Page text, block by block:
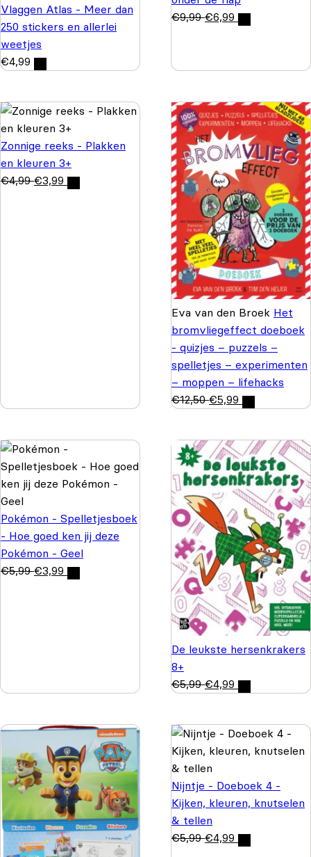
Vlaggen Atlas - Meer dan
250 stickers en allerlei
weetjes
€4,99
€9,99 €6,99
Zonnige reeks - Plakken
en kleuren 3+
€4,99 €3,99
Eva van den Broek Het
bromvliegeffect doeboek
- quizjes – puzzels –
spelletjes – experimenten
– moppen – lifehacks
€12,50 €5,99
Pokémon - Spelletjesboek
- Hoe goed ken jij deze
Pokémon - Geel
€5,99 €3,99
De leukste hersenkrakers
8+
€5,99 €4,99
Nijntje - Doeboek 4 -
Kijken, kleuren, knutselen
& tellen
€5,99 €4,99